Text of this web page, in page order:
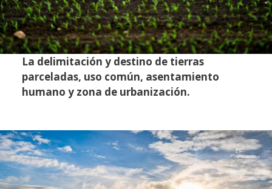
La delimitación y destino de tierras
parceladas, uso común, asentamiento
humano y zona de urbanización.